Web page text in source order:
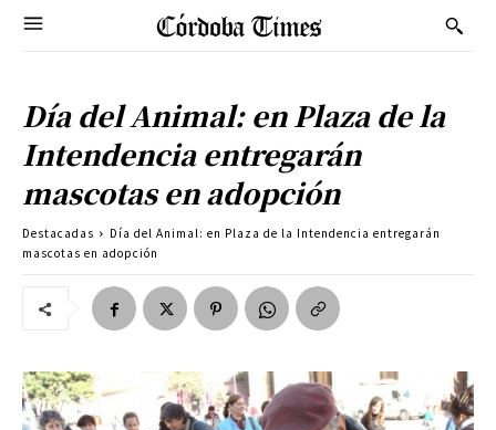
Día del Animal: en Plaza de la
Intendencia entregarán
mascotas en adopción
Destacadas
Día del Animal: en Plaza de la Intendencia entregarán
mascotas en adopción